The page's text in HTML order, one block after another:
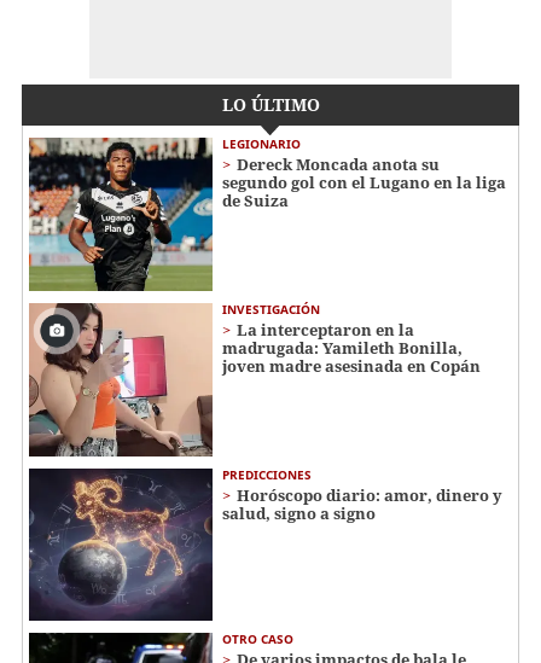
LO ÚLTIMO
LEGIONARIO
Dereck Moncada anota su
segundo gol con el Lugano en la liga
de Suiza
INVESTIGACIÓN
La interceptaron en la
madrugada: Yamileth Bonilla,
joven madre asesinada en Copán
PREDICCIONES
Horóscopo diario: amor, dinero y
salud, signo a signo
OTRO CASO